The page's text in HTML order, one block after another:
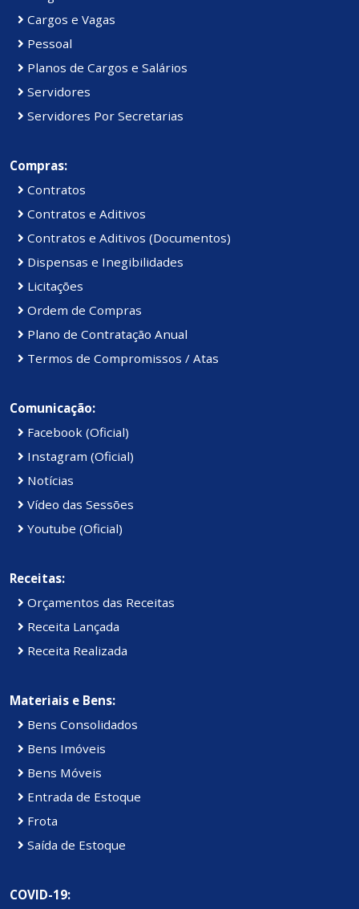
Cargos e Vagas
Pessoal
Planos de Cargos e Salários
Servidores
Servidores Por Secretarias
Compras:
Contratos
Contratos e Aditivos
Contratos e Aditivos (Documentos)
Dispensas e Inegibilidades
Licitações
Ordem de Compras
Plano de Contratação Anual
Termos de Compromissos / Atas
Comunicação:
Facebook (Oficial)
Instagram (Oficial)
Notícias
Vídeo das Sessões
Youtube (Oficial)
Receitas:
Orçamentos das Receitas
Receita Lançada
Receita Realizada
Materiais e Bens:
Bens Consolidados
Bens Imóveis
Bens Móveis
Entrada de Estoque
Frota
Saída de Estoque
COVID-19: